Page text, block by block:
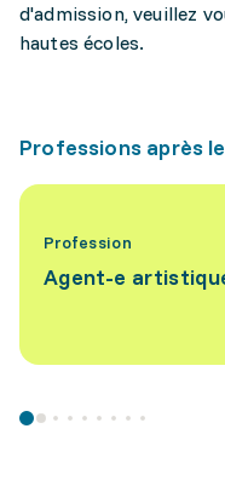
d'admission, veuillez
hautes écoles.
Professions après
Profession
Agent-e